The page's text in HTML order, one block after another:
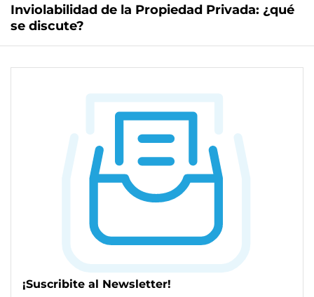
Inviolabilidad de la Propiedad Privada: ¿qué
se discute?
¡Suscribite al Newsletter!